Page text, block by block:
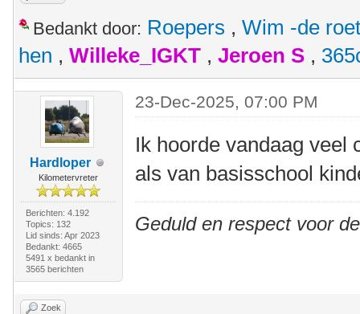
Bedankt door: Roepers , Wim -de
hen , Willeke_IGKT , Jeroen S ,
Hardloper
Kilometervreter
Berichten: 4.192
Topics: 132
Lid sinds: Apr 2023
Bedankt: 4665
5491 x bedankt in
3565 berichten
23-Dec-2025, 07:00 PM
Ik hoorde vandaag veel
als van basisschool
Geduld en respect voor
Zoek